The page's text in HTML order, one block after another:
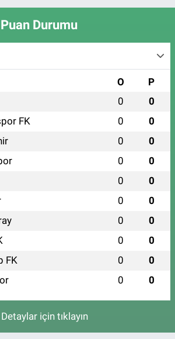
Durumu
O P
0 0
FK 0 0
0 0
0 0
0 0
0 0
0 0
0 0
FK 0 0
0 0
Detaylar için tıklayın